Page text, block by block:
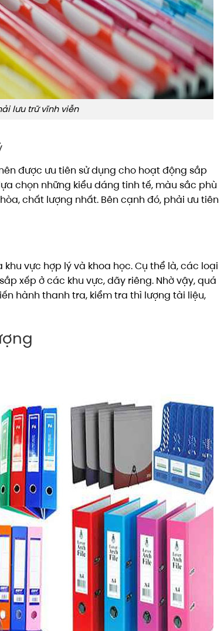
lưu trữ vĩnh viễn
được ưu tiên sử dụng cho hoạt động sắp
chọn những kiểu dáng tinh tế, màu sắc phù
chất lượng nhất. Bên cạnh đó, phải ưu tiên
vực hợp lý và khoa học. Cụ thể là, các loại
xếp ở các khu vực, dãy riêng. Nhờ vậy, quá
hành thanh tra, kiểm tra thì lượng tài liệu,